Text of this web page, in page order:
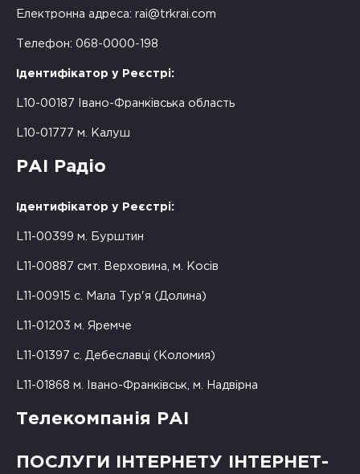
Електронна адреса: rai@trkrai.com
Телефон: 068-0000-198
Ідентифікатор у Реєстрі:
L10-00187 Івано-Франківська область
L10-01777 м. Калуш
РАІ Радіо
Ідентифікатор у Реєстрі:
L11-00399 м. Бурштин
L11-00887 смт. Верховина, м. Косів
L11-00915 с. Мала Тур'я (Долина)
L11-01203 м. Яремче
L11-01397 с. Дебеславці (Коломия)
L11-01868 м. Івано-Франківськ, м. Надвірна
Телекомпанія РАІ
ПОСЛУГИ ІНТЕРНЕТУ ІНТЕРНЕТ-